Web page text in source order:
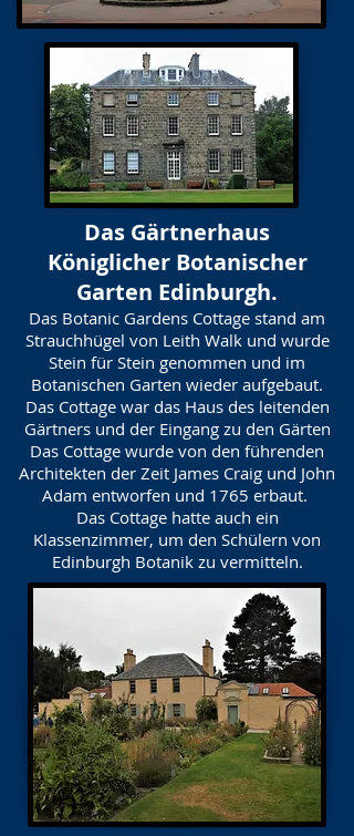
Das Gärtnerhaus
Königlicher Botanischer
Garten Edinburgh.
Das Botanic Gardens Cottage stand am
Strauchhügel von Leith Walk und wurde
Stein für Stein genommen und im
Botanischen Garten wieder aufgebaut.
Das Cottage war das Haus des leitenden
Gärtners und der Eingang zu den Gärten
Das Cottage wurde von den führenden
Architekten der Zeit James Craig und John
Adam entworfen und 1765 erbaut.
Das Cottage hatte auch ein
Klassenzimmer, um den Schülern von
Edinburgh Botanik zu vermitteln.